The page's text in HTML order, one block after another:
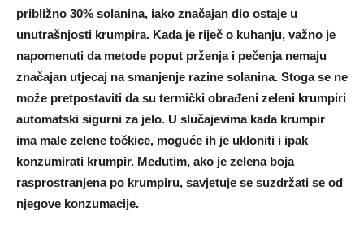
približno 30% solanina, iako značajan dio ostaje u
unutrašnjosti krumpira. Kada je riječ o kuhanju, važno je
napomenuti da metode poput prženja i pečenja nemaju
značajan utjecaj na smanjenje razine solanina. Stoga se ne
može pretpostaviti da su termički obrađeni zeleni krumpiri
automatski sigurni za jelo. U slučajevima kada krumpir
ima male zelene točkice, moguće ih je ukloniti i ipak
konzumirati krumpir. Međutim, ako je zelena boja
rasprostranjena po krumpiru, savjetuje se suzdržati se od
njegove konzumacije.